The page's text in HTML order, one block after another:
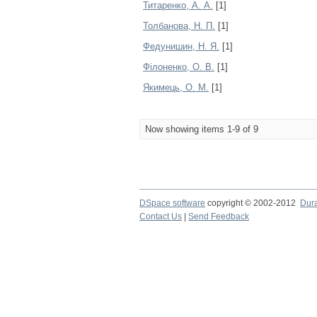
Титаренко, А. А. [1]
Толбанова, Н. П. [1]
Федунишин, Н. Я. [1]
Філоненко, О. В. [1]
Якимець, О. М. [1]
Now showing items 1-9 of 9
DSpace software copyright © 2002-2012
Contact Us
Send Feedback